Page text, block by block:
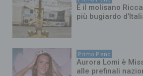
È il molisano
più bugiardo
Primo Piano
Aurora Lomi è
alle prefinali